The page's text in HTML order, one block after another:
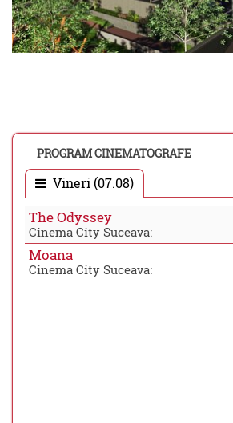
PROGRAM CINEMATOGRAFE
Vineri (07.08)
The Odyssey
Cinema City Suceava:
Moana
Cinema City Suceava: